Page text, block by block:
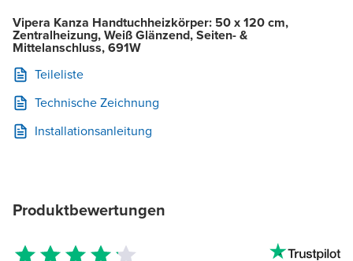
Vipera Kanza Handtuchheizkörper: 50 x 120 cm,
Zentralheizung, Weiß Glänzend, Seiten- &
Mittelanschluss, 691W
Teileliste
Technische Zeichnung
Installationsanleitung
Produktbewertungen